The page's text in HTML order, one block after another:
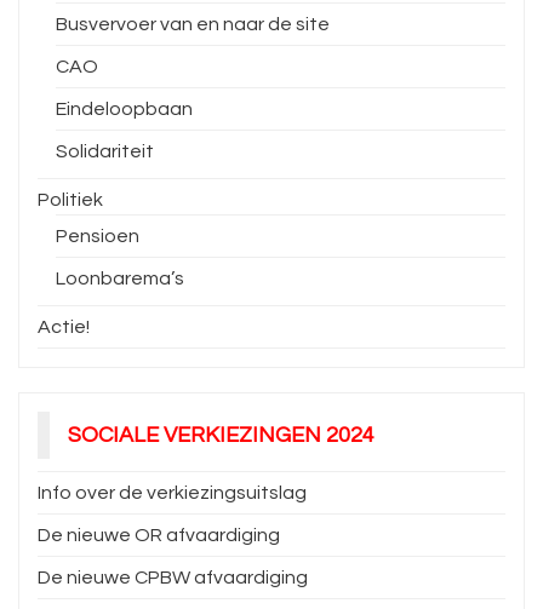
Busvervoer van en naar de site
CAO
Eindeloopbaan
Solidariteit
Politiek
Pensioen
Loonbarema’s
Actie!
SOCIALE VERKIEZINGEN 2024
Info over de verkiezingsuitslag
De nieuwe OR afvaardiging
De nieuwe CPBW afvaardiging